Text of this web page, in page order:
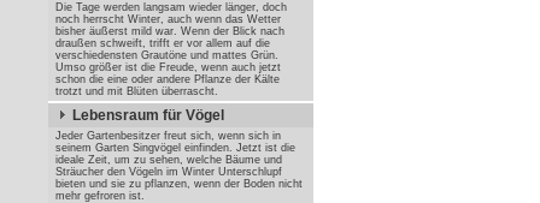
Die Tage werden langsam wieder länger, doch
noch herrscht Winter, auch wenn das Wetter
bisher äußerst mild war. Wenn der Blick nach
draußen schweift, trifft er vor allem auf die
verschiedensten Grautöne und mattes Grün.
Umso größer ist die Freude, wenn auch jetzt
schon die eine oder andere Pflanze der Kälte
trotzt und mit Blüten überrascht.
Lebensraum für Vögel
Jeder Gartenbesitzer freut sich, wenn sich in
seinem Garten Singvögel einfinden. Jetzt ist die
ideale Zeit, um zu sehen, welche Bäume und
Sträucher den Vögeln im Winter Unterschlupf
bieten und sie zu pflanzen, wenn der Boden nicht
mehr gefroren ist.